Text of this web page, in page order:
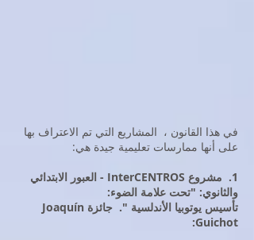
في هذا القانون ، المشاريع التي تم الاعتراف بها
على أنها ممارسات تعليمية جيدة هي:
1.
مشروع InterCENTROS - العبور الابتدائي
والثانوي: "تحت علامة الضوء:
تأسيس يوتوبيا الأندلسية ".
جائزة Joaquín
Guichot: